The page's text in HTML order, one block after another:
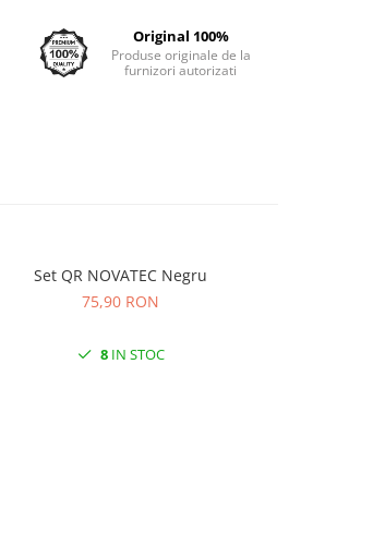
Original 100%
Produse originale de la
furnizori autorizati
Set QR NOVATEC Negru
75,90 RON
8IN STOC